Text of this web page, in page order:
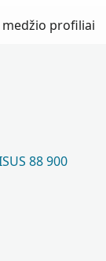
medžio profiliai
88 900